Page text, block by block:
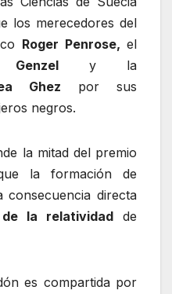
los merecedores del
Roger Penrose,el
Genzel y la
Ghez por sus
negros.
la mitad del premio
la formación de
consecuencia directa
la relatividad de
es compartida por